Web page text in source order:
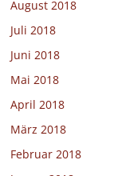
August 2018
Juli 2018
Juni 2018
Mai 2018
April 2018
März 2018
Februar 2018